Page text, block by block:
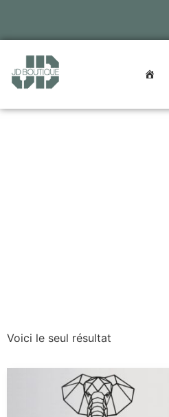
Voici le seul résultat